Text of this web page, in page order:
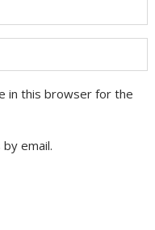
in this browser for the
email.